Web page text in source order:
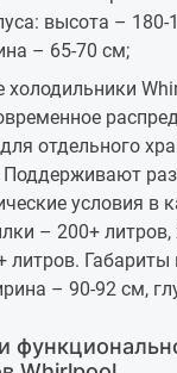
высота –
– 65-70 см;
отдельного
Поддерживают
условия в
– 200+ литров,
литров. Габариты
– 90-92 см,